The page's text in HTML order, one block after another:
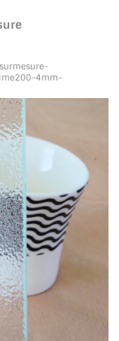
DU
DE VERRES
-4mm-